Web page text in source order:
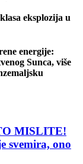
eksplozija u
energije:
Sunca, više
MISLITE!
svemira, ono